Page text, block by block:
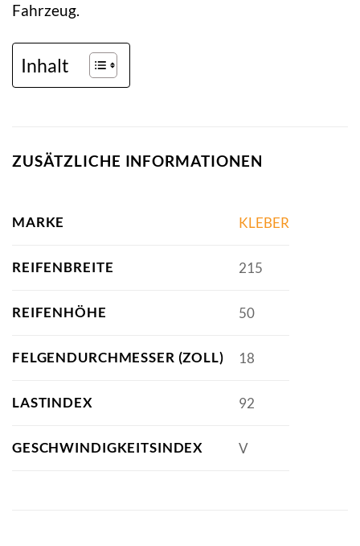
Fahrzeug.
Inhalt
ZUSÄTZLICHE INFORMATIONEN
MARKE KLEBER
REIFENBREITE 215
REIFENHÖHE 50
FELGENDURCHMESSER (ZOLL) 18
LASTINDEX 92
GESCHWINDIGKEITSINDEX V